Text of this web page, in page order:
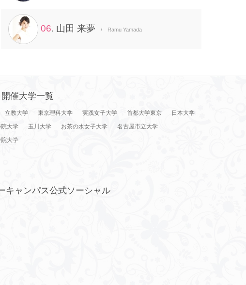
06. 山田 来夢 / Ramu Yamada
開催大学一覧
立教大学 東京理科大学 実践女子大学 首都大学東京
日本大学
院大学 玉川大学 お茶の水女子大学
名古屋市立大学
大学
キャンパス公式ソーシャル